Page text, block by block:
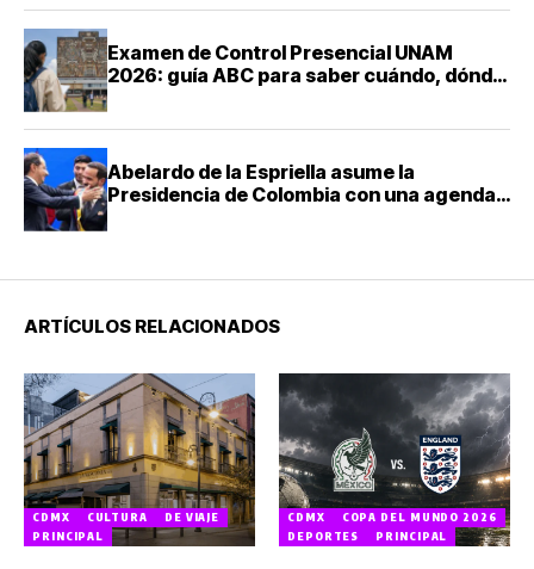
Examen de Control Presencial UNAM
2026: guía ABC para saber cuándo, dónde
Abelardo de la Espriella asume la
Presidencia de Colombia con una agenda
ARTÍCULOS RELACIONADOS
CDMX CULTURA
DE VIAJE
PRINCIPAL
CDMX
COPA DEL MUNDO 2026
DEPORTES
PRINCIPAL